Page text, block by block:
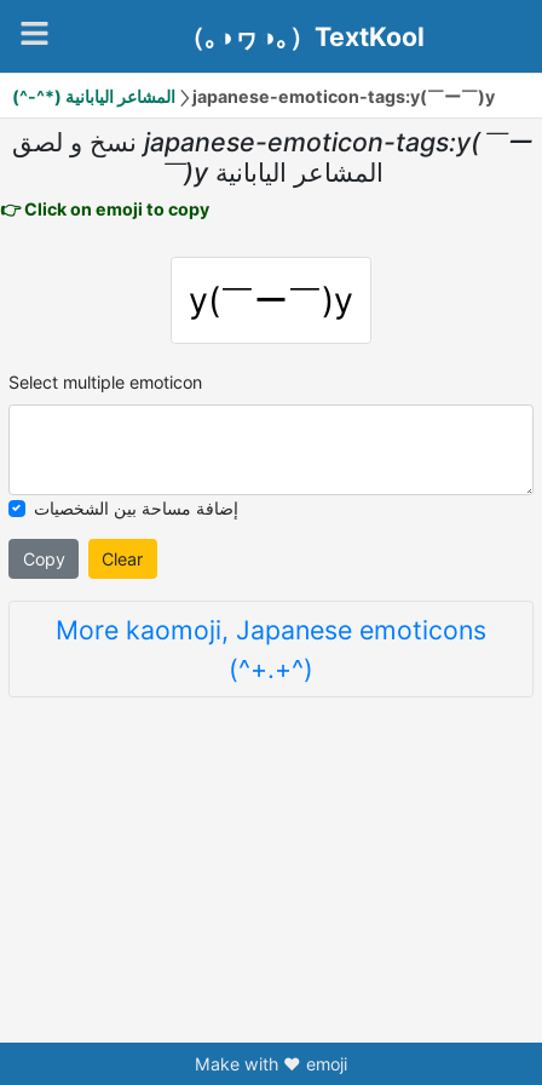
（｡◑ヮ◑｡）TextKool
(^-^*) المشاعر اليابانية japanese-emoticon-tags:y(￣ー￣)y
نسخ و لصق japanese-emoticon-tags:y(￣ー
￣)y المشاعر اليابانية
👉 Click on emoji to copy
y(￣ー￣)y
Select multiple emoticon
إضافة مساحة بين الشخصيات
Copy Clear
More kaomoji, Japanese emoticons
(^+.+^)
Make with ❤️ emoji